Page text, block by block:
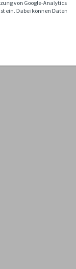
von Google-Analytics
ein. Dabei können Daten